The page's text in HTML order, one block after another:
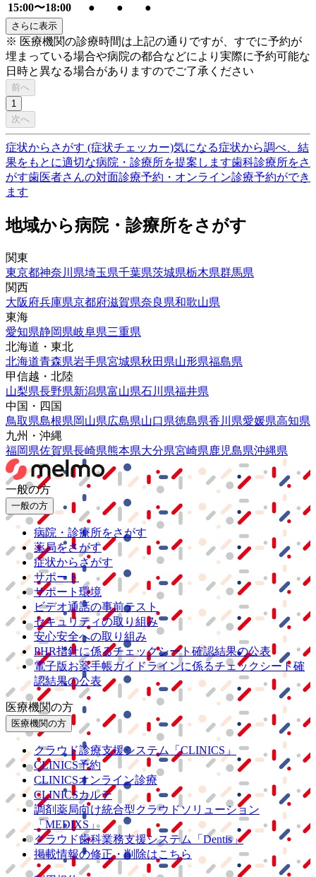
15:00〜18:00
● ● ●
さらに表示
※ 医療機関の診療時間は上記の通りですが、すでに予約が
埋まっている場合や病院の都合などにより実際に予約可能な
日時と異なる場合がありますのでご了承ください
前へ
1
次へ
症状からさがす (症状チェッカー)気になる症状から調べ、結
果をもとに適切な病院・診療所を提案します歯科診療所をさ
がす歯医者さんの対面診療予約・オンライン診療予約ができ
ます
地域から病院・診療所をさがす
関東
東京都神奈川県埼玉県千葉県茨城県栃木県群馬県
関西
大阪府兵庫県京都府滋賀県奈良県和歌山県
東海
愛知県静岡県岐阜県三重県
北海道・東北
北海道青森県岩手県宮城県秋田県山形県福島県
甲信越・北陸
山梨県長野県新潟県富山県石川県福井県
中国・四国
鳥取県島根県岡山県広島県山口県徳島県香川県愛媛県高知県
九州・沖縄
福岡県佐賀県長崎県熊本県大分県宮崎県鹿児島県沖縄県
一般の方
一般の方
病院・診療所をさがす
薬局をさがす
症状からさがす
サポート
サポート環境
ビデオ通話の事前テスト
セキュリティの取り組み
安心安全への取り組み
PHR指針に係るチェックシート確認結果の公表
電子版お薬手帳ガイドラインに係るチェックシート確
認結果の公表
医療機関の方
医療機関の方
クラウド診療支援システム
「CLINICS」
CLINICS予約
CLINICSオンライン診療
CLINICSカルテ
調剤薬局向け統合型クラウドソリューション
「MEDIXS」
クラウド歯科業務支援システム
「Dentis」
掲載情報の修正・削除はこちら